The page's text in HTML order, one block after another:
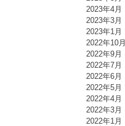
2023年4月
2023年3月
2023年1月
2022年10月
2022年9月
2022年7月
2022年6月
2022年5月
2022年4月
2022年3月
2022年1月